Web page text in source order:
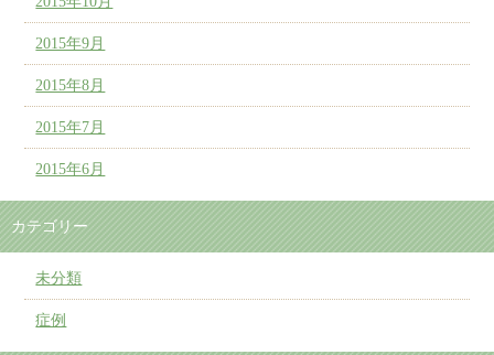
2015年9月
2015年8月
2015年7月
2015年6月
カテゴリー
未分類
症例